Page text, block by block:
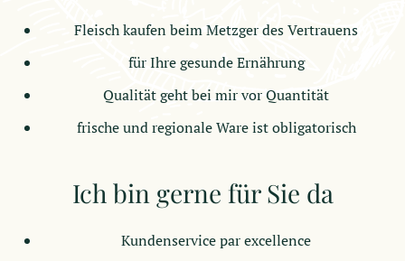
gleichzeitiger Experimentierfreude gehören zu meiner
Metzgertradition immer wieder auf kreatives Neuland
trifft – und meine Kundinnen und Kunden profitieren
und Fleischprodukten in Wila, Tösstalstrasse 23,
präsentieren zu dürfen.
Fleisch kaufen beim Metzger des Vertrauens
für Ihre gesunde Ernährung
Qualität geht bei mir vor Quantität
frische und regionale Ware ist obligatorisch
Ich bin gerne für Sie da
Kundenservice par excellence